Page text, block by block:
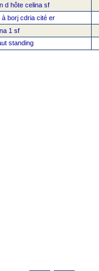
d hôte celina sf
à borj cdria cité er
1 sf
standing